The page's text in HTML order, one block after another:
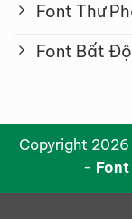
Font Thư
Font Bất
Copyright
-